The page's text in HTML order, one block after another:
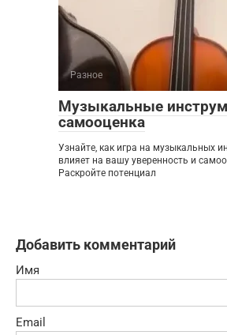
Разное
Музыкальные
самооценка
Узнайте, как игра на музыкальных
влияет на вашу уверенность и
Раскройте потенциал
Добавить комментарий
Имя
Email